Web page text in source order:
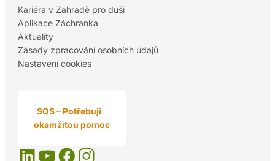
Kariéra v Zahradě pro duši
Aplikace Záchranka
Aktuality
Zásady zpracování osobních údajů
Nastavení cookies
SOS – Potřebuji
okamžitou pomoc